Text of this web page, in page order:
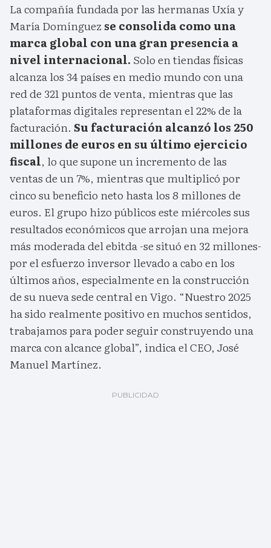
La compañía fundada por las hermanas Uxía y
María Domínguez se consolida como una
marca global con una gran presencia a
nivel internacional. Solo en tiendas físicas
alcanza los 34 países en medio mundo con una
red de 321 puntos de venta, mientras que las
plataformas digitales representan el 22% de la
facturación. Su facturación alcanzó los 250
millones de euros en su último ejercicio
fiscal, lo que supone un incremento de las
ventas de un 7%, mientras que multiplicó por
cinco su beneficio neto hasta los 8 millones de
euros. El grupo hizo públicos este miércoles sus
resultados económicos que arrojan una mejora
más moderada del ebitda -se situó en 32 millones-
por el esfuerzo inversor llevado a cabo en los
últimos años, especialmente en la construcción
de su nueva sede central en Vigo. “Nuestro 2025
ha sido realmente positivo en muchos sentidos,
trabajamos para poder seguir construyendo una
marca con alcance global”, indica el CEO, José
Manuel Martínez.